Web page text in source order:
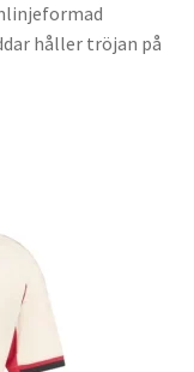
håller tröjan på